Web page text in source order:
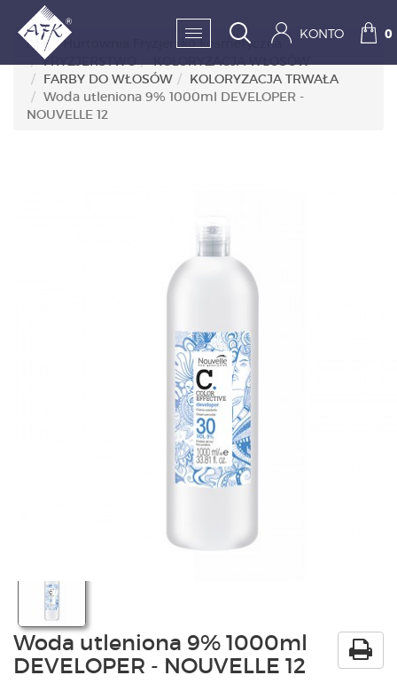
SKLEP:
PAZNOKCIE
MĘŻCZYZNA
BESTSELLERY
PRODUKTY
POLECAMY
KONTO 0
AFK - Hurtownia Fryzjersko kosmetyczna
FRYZJERSTWO
KOLORYZACJA WŁOSÓW
FARBY DO WŁOSÓW
KOLORYZACJA TRWAŁA
Woda utleniona 9% 1000ml DEVELOPER -
NOUVELLE 12
Woda utleniona 9% 1000ml
DEVELOPER - NOUVELLE 12